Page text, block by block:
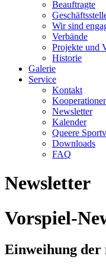
Beauftragte
Wir sind
Verbände
Projekte und
Historie
Galerie
Service
Kontakt
Newsletter
Kalender
Queere
Downloads
FAQ
Newsletter
Vorspiel-
Einweihung der